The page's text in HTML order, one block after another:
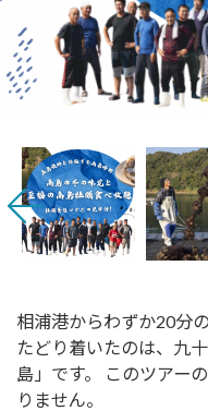
相浦港からわずか20分の
たどり着いたのは、九
島」です。 このツアー
りません。